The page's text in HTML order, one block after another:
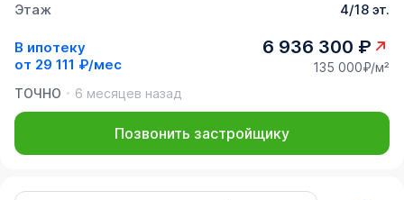
Этаж
4/18 эт.
В ипотеку
от 29 111 ₽/мес
6 936 300 ₽
135 000₽/м²
ТОЧНО
6 месяцев назад
Позвонить застройщику